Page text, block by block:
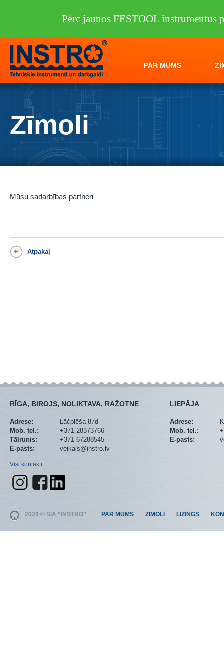
PAR MUMS
Zīmoli
Mūsu sadarbības partneri
Atpakaļ
RĪGA, BIROJS, NOLIKTAVA, RAŽOTNE
Adrese:
Lāčplēša 87d
Mob. tel.:
+371 28373766
Tālrunis:
+371 67288545
E-pasts:
veikals@instro.lv
Visi kontakti
LIEPĀJA
Adrese:
Mob. tel.:
E-pasts:
2026 © SIA “INSTRO” PAR MUMS ZĪMOLI LĪZINGS
Pērc jaunos FESTOOL instrumentus